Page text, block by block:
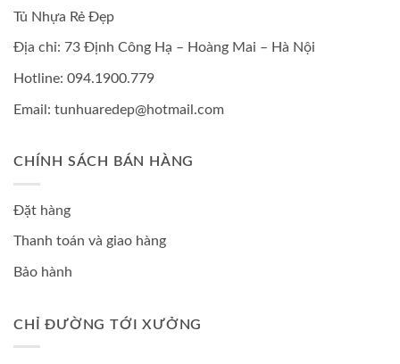
Tủ Nhựa Rẻ Đẹp
Địa chỉ: 73 Định Công Hạ – Hoàng Mai – Hà Nội
Hotline: 094.1900.779
Email: tunhuaredep@hotmail.com
CHÍNH SÁCH BÁN HÀNG
Đặt hàng
Thanh toán và giao hàng
Bảo hành
CHỈ ĐƯỜNG TỚI XƯỞNG